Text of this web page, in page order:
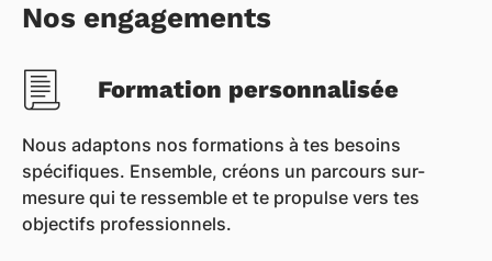
Nos engagements
Formation personnalisée
Nous adaptons nos formations à tes besoins
spécifiques. Ensemble, créons un parcours sur-
mesure qui te ressemble et te propulse vers tes
objectifs professionnels.